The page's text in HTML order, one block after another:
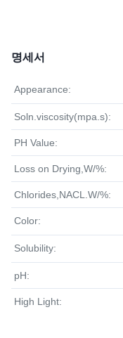
명세서
Appearance:
Soln.viscosity(mpa.s):
PH Value:
Loss on Drying,W/%:
Chlorides,NACL.W/%:
Color:
Solubility:
pH:
High Light: